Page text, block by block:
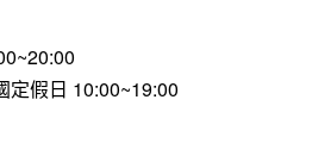
定假日 10:00~19:00